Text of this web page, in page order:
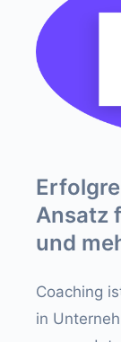
Ansatz
und
Coaching
in